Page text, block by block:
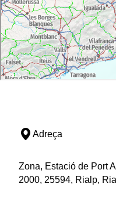
Adreça
Zona, Estació de Port
2000, 25594, Rialp,